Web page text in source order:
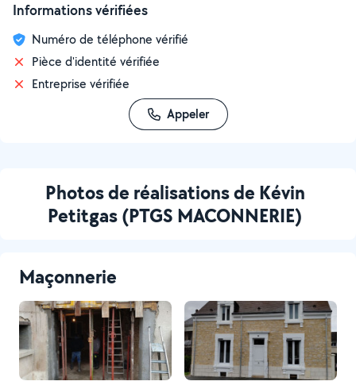
Informations vérifiées
Numéro de téléphone vérifié
Pièce d'identité vérifiée
Entreprise vérifiée
Appeler
Photos de réalisations de Kévin
Petitgas (PTGS MACONNERIE)
Maçonnerie